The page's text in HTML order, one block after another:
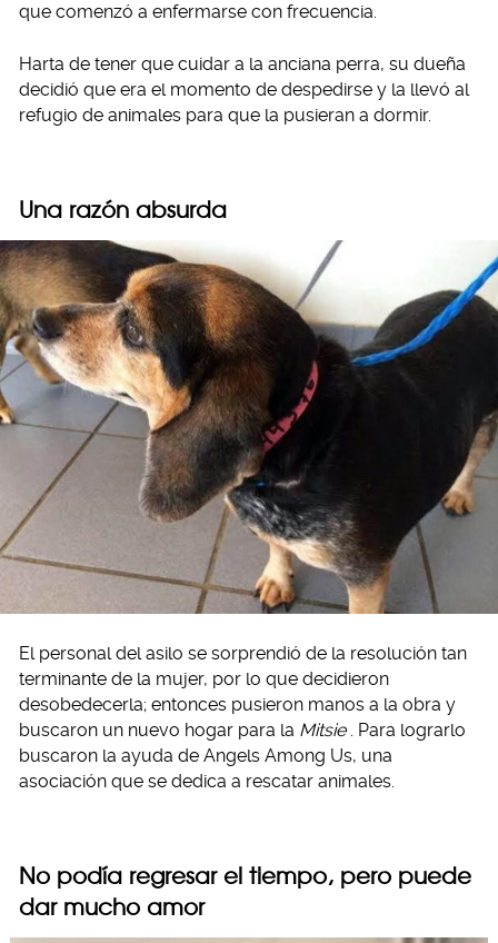
que comenzó a enfermarse con frecuencia.
Harta de tener que cuidar a la anciana perra, su dueña
decidió que era el momento de despedirse y la llevó al
refugio de animales para que la pusieran a dormir.
Una razón absurda
El personal del asilo se sorprendió de la resolución tan
terminante de la mujer, por lo que decidieron
desobedecerla; entonces pusieron manos a la obra y
buscaron un nuevo hogar para la Mitsie . Para lograrlo
buscaron la ayuda de Angels Among Us, una
asociación que se dedica a rescatar animales.
No podía regresar el tiempo, pero puede
dar mucho amor